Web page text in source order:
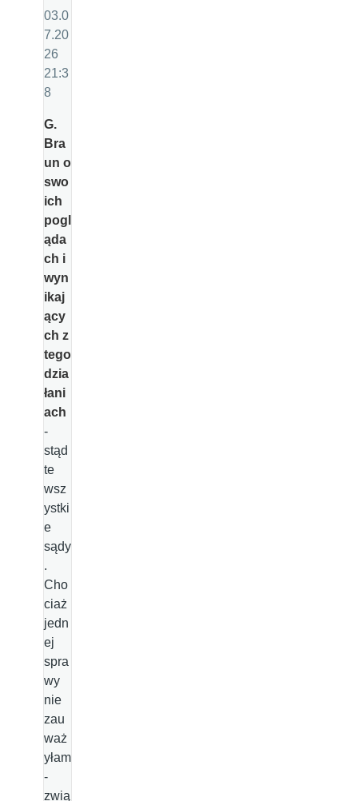
03.0
7.20
26
21:3
8
G.
Bra
un o
swo
ich
pogl
ąda
ch i
wyn
ikaj
ący
ch z
tego
dzia
łani
ach
-
stąd
te
wsz
ystki
e
sądy
.
Cho
ciaż
jedn
ej
spra
wy
nie
zau
waż
yłam
-
zwią